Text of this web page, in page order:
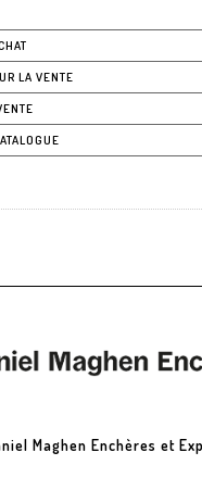
LA VENTE
Maghen Enchères et